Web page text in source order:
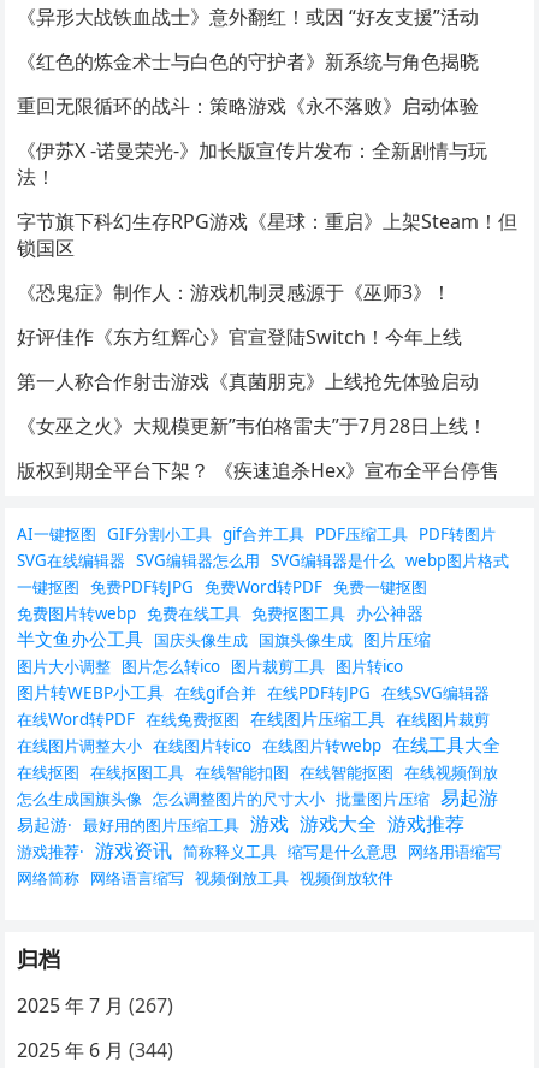
《异形大战铁血战士》意外翻红！或因 “好友支援”活动
《红色的炼金术士与白色的守护者》新系统与角色揭晓
重回无限循环的战斗：策略游戏《永不落败》启动体验
《伊苏X -诺曼荣光-》加长版宣传片发布：全新剧情与玩
法！
字节旗下科幻生存RPG游戏《星球：重启》上架Steam！但
锁国区
《恐鬼症》制作人：游戏机制灵感源于《巫师3》！
好评佳作《东方红辉心》官宣登陆Switch！今年上线
第一人称合作射击游戏《真菌朋克》上线抢先体验启动
《女巫之火》大规模更新”韦伯格雷夫”于7月28日上线！
版权到期全平台下架？ 《疾速追杀Hex》宣布全平台停售
AI一键抠图 GIF分割小工具 gif合并工具 PDF压缩工具 PDF转图片
SVG在线编辑器 SVG编辑器怎么用 SVG编辑器是什么 webp图片格式
一键抠图 免费PDF转JPG 免费Word转PDF 免费一键抠图
免费图片转webp 免费在线工具 免费抠图工具 办公神器
半文鱼办公工具 国庆头像生成 国旗头像生成 图片压缩
图片大小调整 图片怎么转ico 图片裁剪工具 图片转ico
图片转WEBP小工具 在线gif合并 在线PDF转JPG 在线SVG编辑器
在线Word转PDF 在线免费抠图 在线图片压缩工具 在线图片裁剪
在线图片调整大小 在线图片转ico 在线图片转webp 在线工具大全
在线抠图 在线抠图工具 在线智能扣图 在线智能抠图 在线视频倒放
怎么生成国旗头像 怎么调整图片的尺寸大小 批量图片压缩 易起游
易起游· 最好用的图片压缩工具 游戏 游戏大全 游戏推荐
游戏推荐· 游戏资讯 简称释义工具 缩写是什么意思
网络用语缩写
网络简称 网络语言缩写 视频倒放工具 视频倒放软件
归档
2025 年 7 月 (267)
2025 年 6 月 (344)